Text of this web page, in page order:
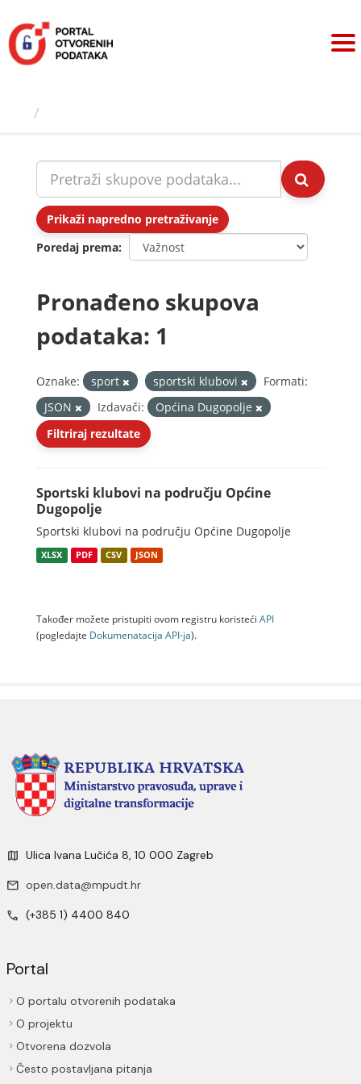
sadržaj
Prikaži napredno pretraživanje
Poredaj prema
Pronađeno skupova
podataka: 1
Oznake: sport sportski klubovi
Formati:
JSON
Izdavači:
Općina Dugopolje
Filtriraj rezultate
Sportski klubovi na području Općine
Dugopolje
Sportski klubovi na području Općine Dugopolje
XLSX PDF CSV JSON
Također možete pristupiti ovom registru koristeći API
(pogledajte Dokumenаtаcijа API-jа).